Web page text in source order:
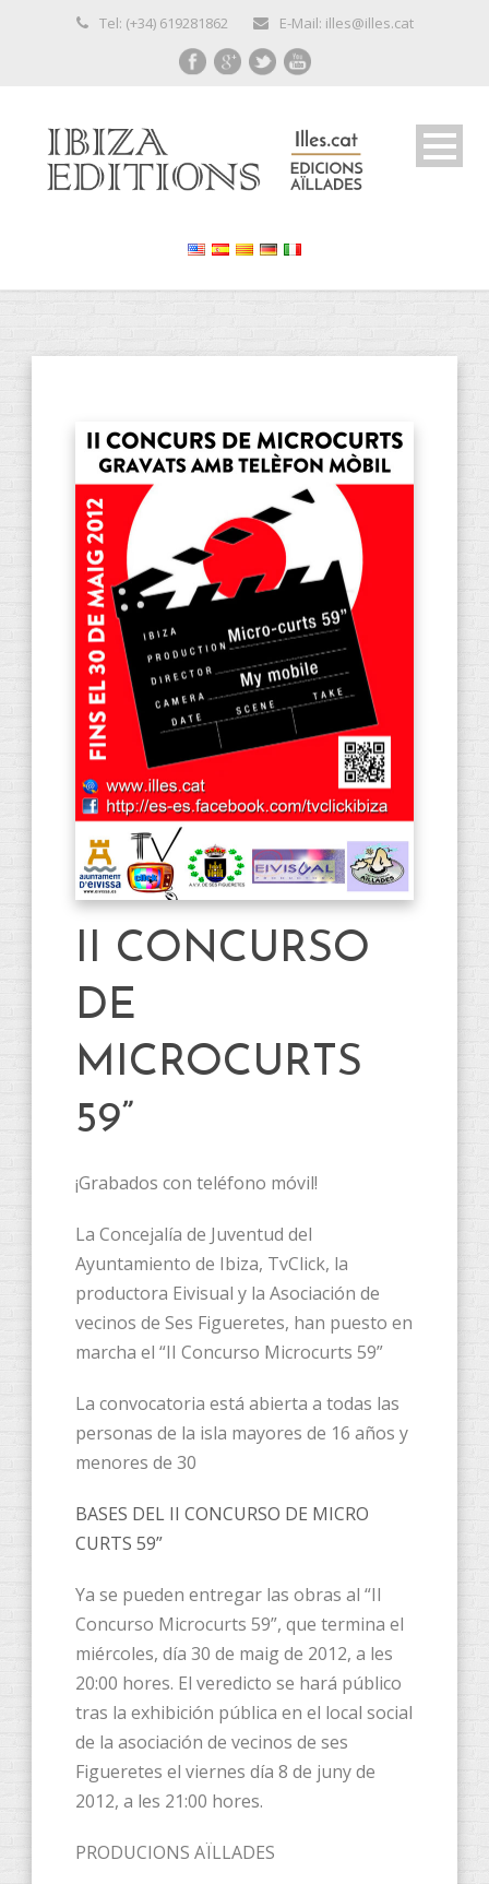
Tel: (+34) 619281862 E-Mail: illes@illes.cat
II CONCURSO
DE
MICROCURTS
59”
¡Grabados con teléfono móvil!
La Concejalía de Juventud del
Ayuntamiento de Ibiza, TvClick, la
productora Eivisual y la Asociación de
vecinos de Ses Figueretes, han puesto en
marcha el “II Concurso Microcurts 59”
La convocatoria está abierta a todas las
personas de la isla mayores de 16 años y
menores de 30
BASES DEL II CONCURSO DE MICRO
CURTS 59”
Ya se pueden entregar las obras al “II
Concurso Microcurts 59”, que termina el
miércoles, día 30 de maig de 2012, a les
20:00 hores. El veredicto se hará público
tras la exhibición pública en el local social
de la asociación de vecinos de ses
Figueretes el viernes día 8 de juny de
2012, a les 21:00 hores.
PRODUCIONS AÏLLADES